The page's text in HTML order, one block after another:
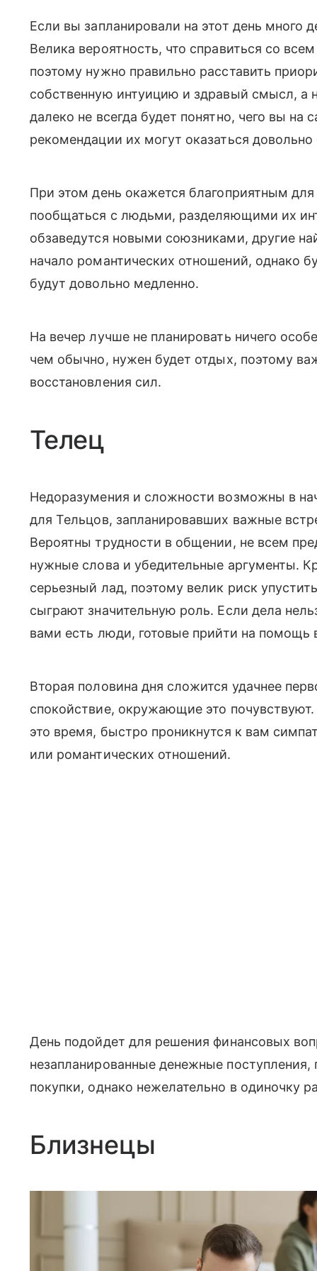
Если вы запланировали на этот день много
Велика вероятность, что справиться со
поэтому нужно правильно расставить
собственную интуицию и здравый смысл,
далеко не всегда будет понятно, чего вы
рекомендации их могут оказаться
При этом день окажется благоприятным
пообщаться с людьми, разделяющими их
обзаведутся новыми союзниками, другие
начало романтических отношений, однако
будут довольно медленно.
На вечер лучше не планировать ничего
чем обычно, нужен будет отдых, поэтому
восстановления сил.
Телец
Недоразумения и сложности возможны в
для Тельцов, запланировавших важные
Вероятны трудности в общении, не всем
нужные слова и убедительные аргументы.
серьезный лад, поэтому велик риск
сыграют значительную роль. Если дела
вами есть люди, готовые прийти на помощь
Вторая половина дня сложится удачнее
спокойствие, окружающие это
это время, быстро проникнутся к вам
или романтических отношений.
День подойдет для решения финансовых
незапланированные денежные
покупки, однако нежелательно в
Близнецы